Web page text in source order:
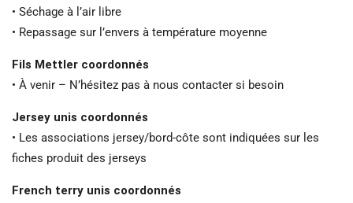
• Séchage à l’air libre
• Repassage sur l’envers à température moyenne
Fils Mettler coordonnés
• À venir – N’hésitez pas à nous contacter si besoin
Jersey unis coordonnés
• Les associations jersey/bord-côte sont indiquées sur les
fiches produit des jerseys
French terry unis coordonnés